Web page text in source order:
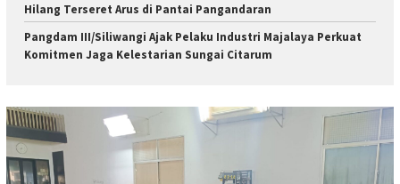
Hilang Terseret Arus di Pantai Pangandaran
Pangdam III/Siliwangi Ajak Pelaku Industri Majalaya Perkuat
Komitmen Jaga Kelestarian Sungai Citarum